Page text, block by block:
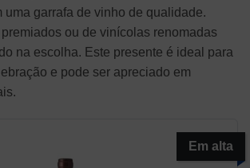
uma garrafa de vinho de qualidade.
ou de vinícolas renomadas
na escolha. Este presente é ideal para
e pode ser apreciado em
Em alta